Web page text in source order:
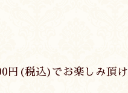
(税込)でお楽しみ頂け